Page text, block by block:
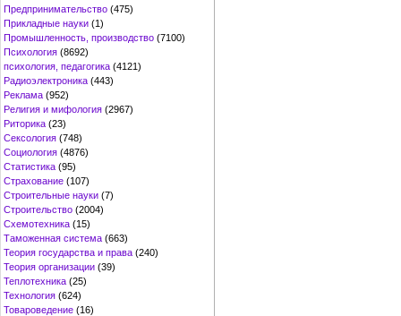
Предпринимательство (475)
Прикладные науки (1)
Промышленность, производство (7100)
Психология (8692)
психология, педагогика (4121)
Радиоэлектроника (443)
Реклама (952)
Религия и мифология (2967)
Риторика (23)
Сексология (748)
Социология (4876)
Статистика (95)
Страхование (107)
Строительные науки (7)
Строительство (2004)
Схемотехника (15)
Таможенная система (663)
Теория государства и права (240)
Теория организации (39)
Теплотехника (25)
Технология (624)
Товароведение (16)